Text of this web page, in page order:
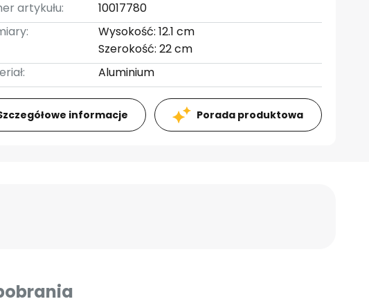
artykułu:
10017780
Wysokość: 12.1 cm
Szerokość: 22 cm
Aluminium
informacje Porada produktowa